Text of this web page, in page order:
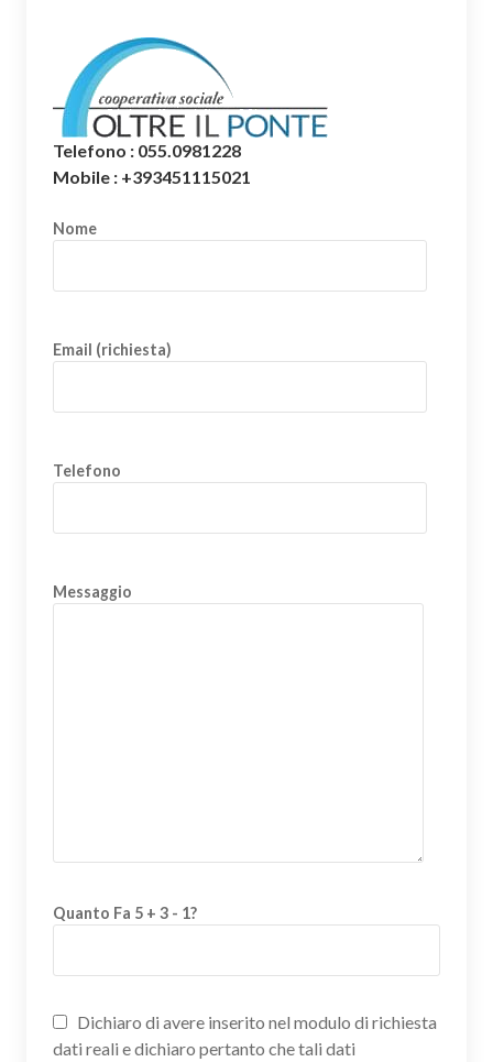
Telefono : 055.0981228
Mobile : +393451115021
Nome
Email (richiesta)
Telefono
Messaggio
Quanto Fa 5 + 3 - 1?
Dichiaro di avere inserito nel modulo di richiesta
dati reali e dichiaro pertanto che tali dati